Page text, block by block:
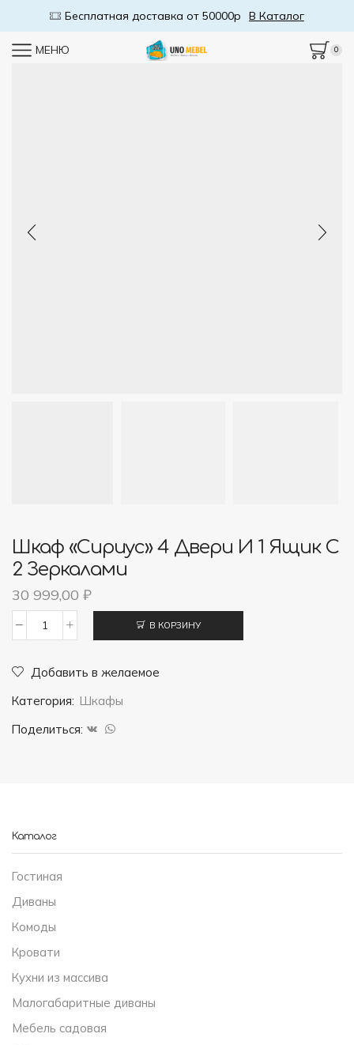
Бесплатная доставка от 50000р В Каталог
МЕНЮ 0
Шкаф «Сириус» 4 Двери И 1 Ящик С
2 Зеркалами
30 999,00 ₽
Шкаф
"Сириус"
4
с
2
зеркалами
В КОРЗИНУ
Добавить в желаемое
Категория: Шкафы
Поделиться:
Каталог
Гостиная
Диваны
Комоды
Кровати
Кухни из массива
Малогабаритные диваны
Мебель садовая